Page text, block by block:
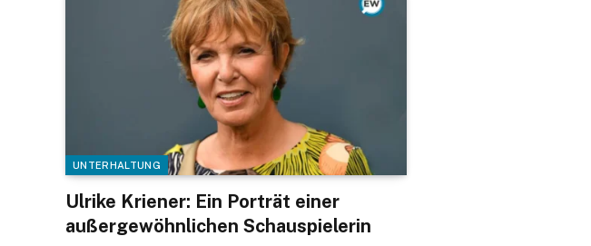
UNTERHALTUNG
Ulrike Kriener: Ein Porträt einer
außergewöhnlichen Schauspielerin